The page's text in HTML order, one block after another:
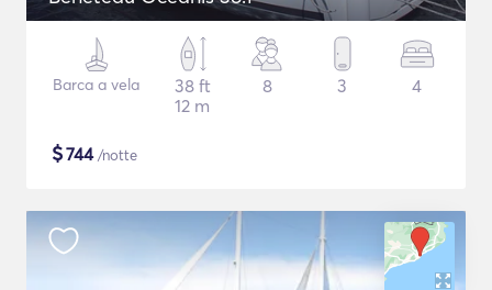
Barca a vela
38 ft
12 m
8 3 4
$744/notte